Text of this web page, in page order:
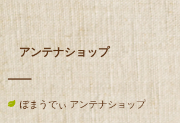
アンテナショップ
ぼまうでぃ アンテナショップ